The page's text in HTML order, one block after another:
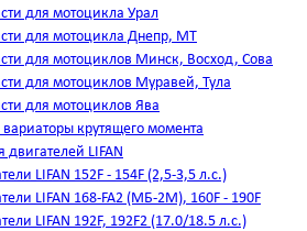
для мотоцикла Урал
для мотоцикла Днепр, МТ
для мотоциклов Минск, Восход, Сова
для мотоциклов Муравей, Тула
для мотоциклов Ява
крутящего момента
двигателей LIFAN
LIFAN 152F - 154F (2,5-3,5 л.с.)
LIFAN 168-FA2 (МБ-2М), 160F - 190F
LIFAN 192F, 192F2 (17.0/18.5 л.с.)